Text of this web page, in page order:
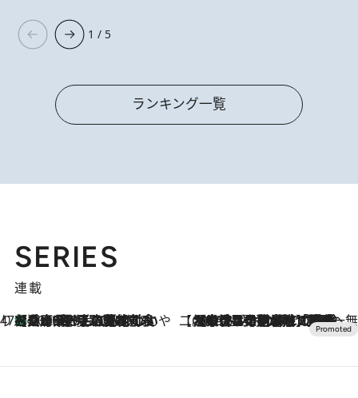
1 / 5
ランキング一覧
SERIES
連載
47都道府県の手みやげ ひんやりスイーツで夏を満喫
2026.8.8
【兵庫県】この夏絶対食べたい 冷やしておいしいおやつ3選 淡路島の恵みをジェラートに集約 【CREA×星野リゾート】唯一無二。癒しと発見が待つ場所へ
2026.8.7
【トンボの足水浴】ヒノキの香りに包まれて涼感マックス！約13℃の湧水かけ流しを避暑地「星野温泉 トンボの湯」で体験